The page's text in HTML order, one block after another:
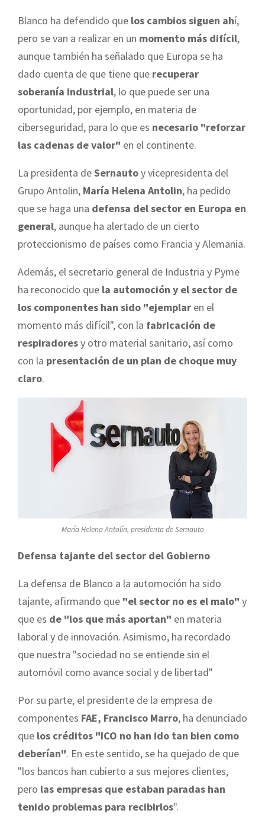
Blanco ha defendido que los cambios siguen ahí,
pero se van a realizar en un momento más difícil,
aunque también ha señalado que Europa se ha
dado cuenta de que tiene que recuperar
soberanía industrial, lo que puede ser una
oportunidad, por ejemplo, en materia de
ciberseguridad, para lo que es necesario "reforzar
las cadenas de valor" en el continente.
La presidenta deSernautoy vicepresidenta del
Grupo Antolin, María Helena Antolin, ha pedido
que se haga una defensa del sector en Europa en
general, aunque ha alertado de un cierto
proteccionismo de países como Francia y Alemania.
Además, el secretario general de Industria y Pyme
ha reconocido que la automoción y el sector de
los componentes han sido "ejemplar en el
momento más difícil", con la fabricación de
respiradoresy otro material sanitario, así como
con la presentación de un plan de choque muy
claro.
María Helena Antolín, presidenta de Sernauto
Defensa tajante del sector del Gobierno
La defensa de Blanco a la automoción ha sido
tajante, afirmando que "el sector no es el malo" y
que es de "los que más aportan" en materia
laboral y de innovación. Asimismo, ha recordado
que nuestra "sociedad no se entiende sin el
automóvil como avance social y de libertad"
Por su parte, el presidente de la empresa de
componentes FAE, Francisco Marro, ha denunciado
que los créditos "ICO no han ido tan bien como
deberían". En este sentido, se ha quejado de que
"los bancos han cubierto a sus mejores clientes,
pero las empresas que estaban paradas han
tenido problemas para recibirlos".